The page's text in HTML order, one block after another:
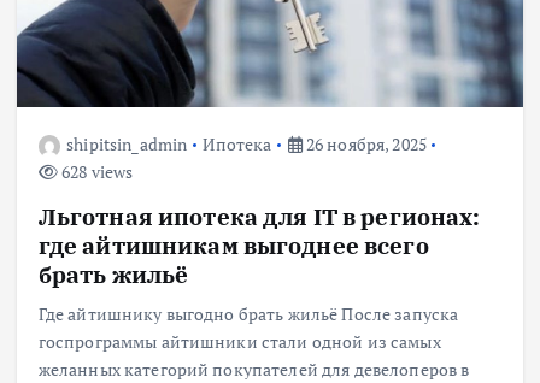
shipitsin_admin Ипотека
26 ноября, 2025
628 views
Льготная ипотека для IT в регионах:
где айтишникам выгоднее всего
брать жильё
Где айтишнику выгодно брать жильё После запуска
госпрограммы айтишники стали одной из самых
желанных категорий покупателей для девелоперов в